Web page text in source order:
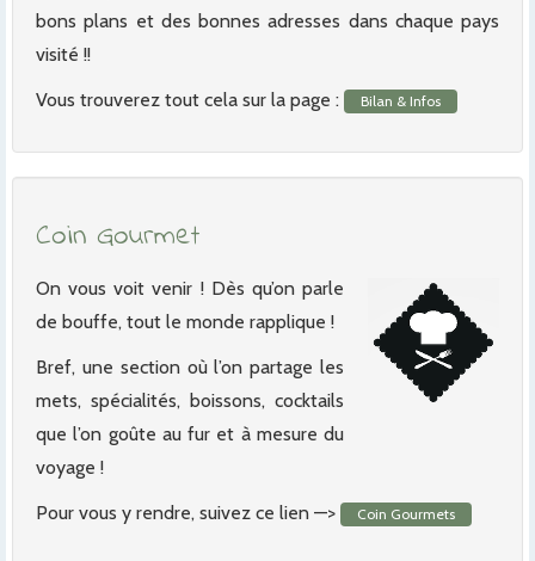
bons plans et des bonnes adresses dans chaque pays
visité !!
Vous trouverez tout cela sur la page :
Bilan & Infos
Coin Gourmet
On vous voit venir ! Dès qu’on parle
de bouffe, tout le monde rapplique !
Bref, une section où l’on partage les
mets, spécialités, boissons, cocktails
que l’on goûte au fur et à mesure du
voyage !
Pour vous y rendre, suivez ce lien —>
Coin Gourmets